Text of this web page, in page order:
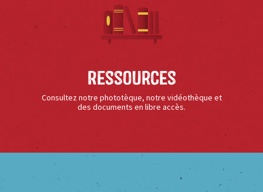
Ressources
Consultez notre phototèque, notre vidéothèque et
des documents en libre accès.